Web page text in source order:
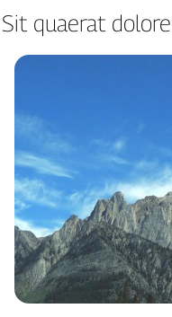
Sit quaerat